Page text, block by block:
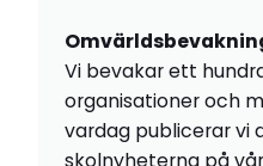
Vi bevakar ett
organisationer och
vardag publicerar vi